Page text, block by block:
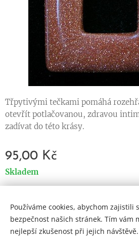
Třpytivými tečkami pomáhá
otevřít potlačovanou, zdravou
zadívat do této krásy.
95,00 Kč
Skladem
Cookies
Jazyky
Používáme cookies, abychom zajistili
bezpečnost našich stránek. Tím vám
nejlepší zkušenost při jejich návštěvě.